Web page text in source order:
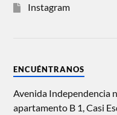
Instagram
ENCUÉNTRANOS
Avenida Independencia
apartamento B 1, Casi